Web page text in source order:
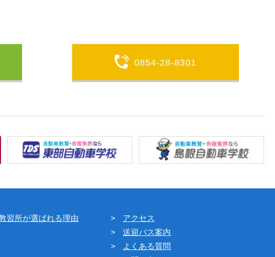
0854-28-8301
習所が選ばれる理由
アクセス
送迎バス案内
よくある質問